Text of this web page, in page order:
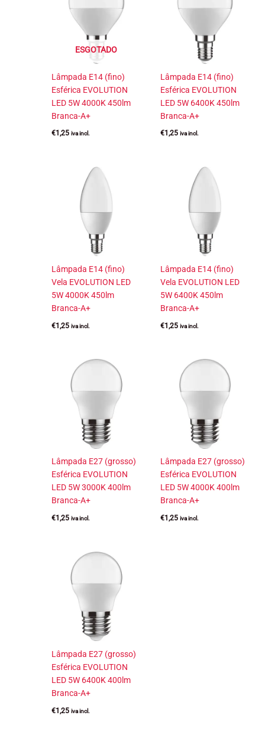
ESGOTADO
Lâmpada E14 (fino)
Esférica EVOLUTION
LED 5W 4000K 450lm
Branca-A+
€1,25 iva incl.
Lâmpada E14 (fino)
Esférica EVOLUTION
LED 5W 6400K 450lm
Branca-A+
€1,25 iva incl.
Lâmpada E14 (fino)
Vela EVOLUTION LED
5W 4000K 450lm
Branca-A+
€1,25 iva incl.
Lâmpada E14 (fino)
Vela EVOLUTION LED
5W 6400K 450lm
Branca-A+
€1,25 iva incl.
Lâmpada E27 (grosso)
Esférica EVOLUTION
LED 5W 3000K 400lm
Branca-A+
€1,25 iva incl.
Lâmpada E27 (grosso)
Esférica EVOLUTION
LED 5W 4000K 400lm
Branca-A+
€1,25 iva incl.
Lâmpada E27 (grosso)
Esférica EVOLUTION
LED 5W 6400K 400lm
Branca-A+
€1,25 iva incl.